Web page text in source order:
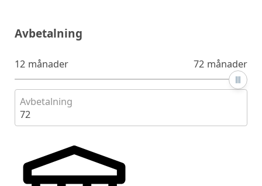
Avbetalning
12 månader 72 månader
Avbetalning
72